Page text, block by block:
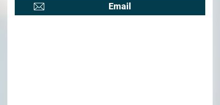
Email